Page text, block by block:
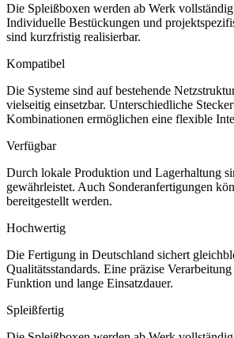
Die Spleißboxen werden ab Werk
Individuelle Bestückungen und
sind kurzfristig realisierbar.
Kompatibel
Die Systeme sind auf bestehende
vielseitig einsetzbar. Unterschiedliche
Kombinationen ermöglichen eine flexible
Verfügbar
Durch lokale Produktion und Lagerhaltung
gewährleistet. Auch Sonderanfertigungen
bereitgestellt werden.
Hochwertig
Die Fertigung in Deutschland sichert
Qualitätsstandards. Eine präzise
Funktion und lange Einsatzdauer.
Spleißfertig